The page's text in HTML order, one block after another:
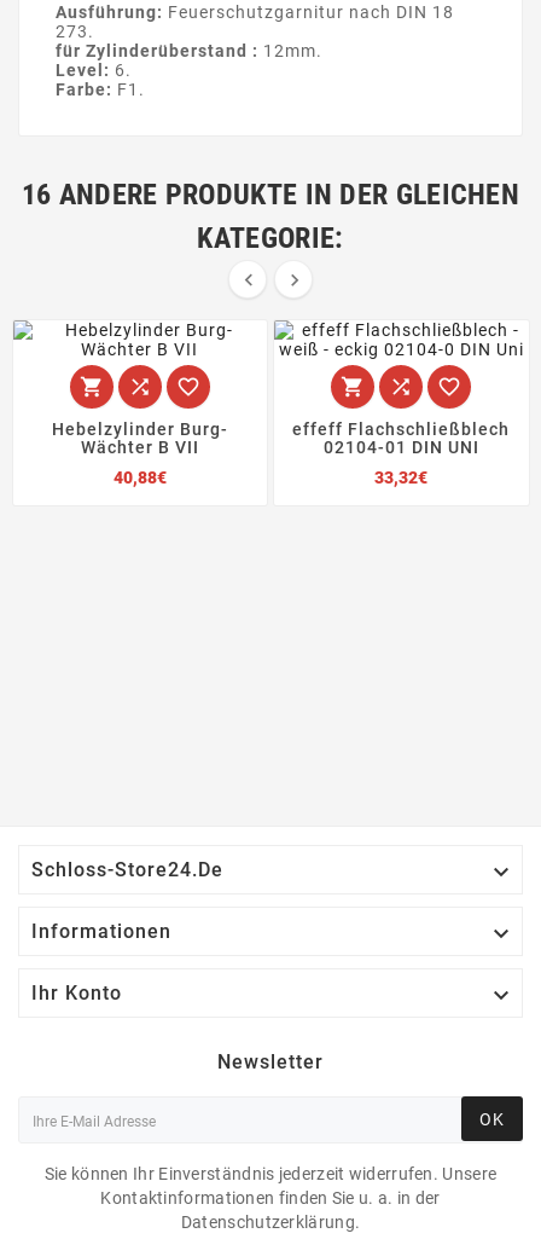
Ausführung: Feuerschutzgarnitur nach DIN 18
273.
für Zylinderüberstand : 12mm.
Level: 6.
Farbe: F1.
16 ANDERE PRODUKTE IN DER GLEICHEN
KATEGORIE:
 
  
Hebelzylinder Burg-
Wächter B VII
40,88€Preis
  
effeff Flachschließblech
02104-01 DIN UNI
33,32€Preis
Schloss-Store24.de 
Informationen 
Ihr Konto 
Newsletter
OK
Sie können Ihr Einverständnis jederzeit widerrufen. Unsere
Kontaktinformationen finden Sie u. a. in der
Datenschutzerklärung.